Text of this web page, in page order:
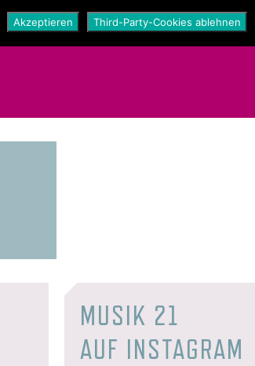
MUSIK 21
AUF INSTAGRAM
Akzeptieren Third-Party-Cookies ablehnen